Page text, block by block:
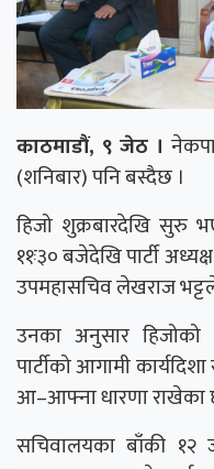
काठमाडौं, ९ जेठ ।
(शनिबार) पनि बस्दैछ ।
हिजो शुक्रबारदेखि सुरु
११ः३० बजेदेखि पार्टी
उपमहासचिव लेखराज
उनका अनुसार
पार्टीको आगामी
आ–आफ्ना धारणा राखेका
सचिवालयका बाँकी